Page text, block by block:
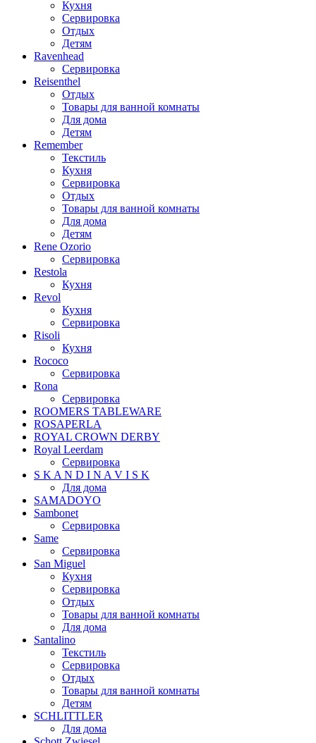
Кухня
Сервировка
Отдых
Детям
Ravenhead
Сервировка
Reisenthel
Отдых
Товары для ванной комнаты
Для дома
Детям
Remember
Текстиль
Кухня
Сервировка
Отдых
Товары для ванной комнаты
Для дома
Детям
Rene Ozorio
Сервировка
Restola
Кухня
Revol
Кухня
Сервировка
Risoli
Кухня
Rococo
Сервировка
Rona
Сервировка
ROOMERS TABLEWARE
ROSAPERLA
ROYAL CROWN DERBY
Royal Leerdam
Сервировка
S K A N D I N A V I S K
Для дома
SAMADOYO
Sambonet
Сервировка
Same
Сервировка
San Miguel
Кухня
Сервировка
Отдых
Товары для ванной комнаты
Для дома
Santalino
Текстиль
Сервировка
Отдых
Товары для ванной комнаты
Детям
SCHLITTLER
Для дома